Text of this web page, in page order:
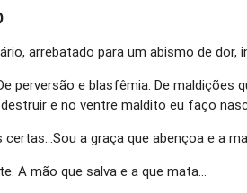
arrebatado para um abismo de dor,
perversão e blasfêmia. De maldições
e no ventre maldito eu faço
a graça que abençoa e a
A mão que salva e a que mata…